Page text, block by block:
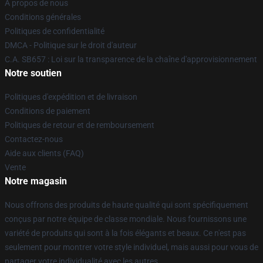
À propos de nous
Conditions générales
Politiques de confidentialité
DMCA - Politique sur le droit d'auteur
C.A. SB657 : Loi sur la transparence de la chaîne d'approvisionnement
Notre soutien
Politiques d'expédition et de livraison
Conditions de paiement
Politiques de retour et de remboursement
Contactez-nous
Aide aux clients (FAQ)
Vente
Notre magasin
Nous offrons des produits de haute qualité qui sont spécifiquement
conçus par notre équipe de classe mondiale. Nous fournissons une
variété de produits qui sont à la fois élégants et beaux. Ce n'est pas
seulement pour montrer votre style individuel, mais aussi pour vous de